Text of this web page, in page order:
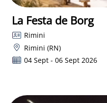
La Festa de Borg
Rimini
Rimini (RN)
04 Sept - 06 Sept 2026